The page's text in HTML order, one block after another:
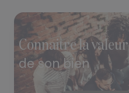
connaitre la valeur
de son bien